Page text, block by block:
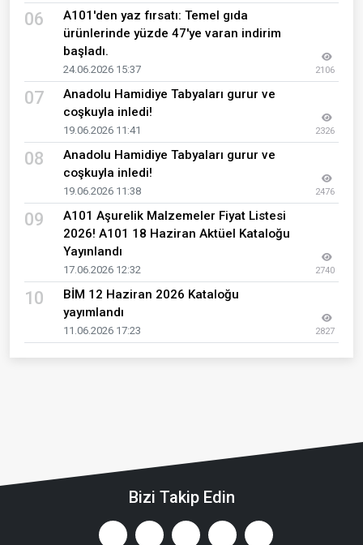
06
A101'den yaz fırsatı: Temel gıda
ürünlerinde yüzde 47'ye varan indirim
başladı.
24.06.2026 15:37 2106
07
Anadolu Hamidiye Tabyaları gurur ve
coşkuyla inledi!
19.06.2026 11:41 2326
08
Anadolu Hamidiye Tabyaları gurur ve
coşkuyla inledi!
19.06.2026 11:38 2476
09
A101 Aşurelik Malzemeler Fiyat Listesi
2026! A101 18 Haziran Aktüel Kataloğu
Yayınlandı
17.06.2026 12:32 2740
10
BİM 12 Haziran 2026 Kataloğu
yayımlandı
11.06.2026 17:23 2827
Bizi Takip Edin